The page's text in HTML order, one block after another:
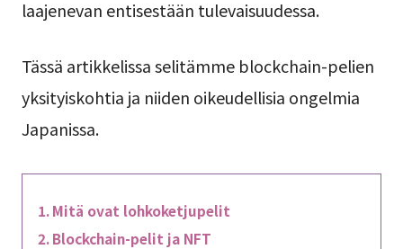
laajenevan entisestään tulevaisuudessa.
Tässä artikkelissa selitämme blockchain-pelien
yksityiskohtia ja niiden oikeudellisia ongelmia
Japanissa.
Mitä ovat lohkoketjupelit
Blockchain-pelit ja NFT